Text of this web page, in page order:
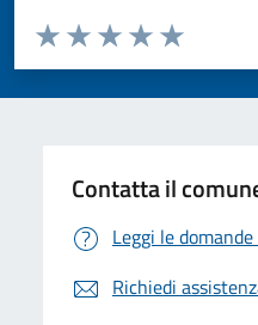
Valuta da 1 a 5 stelle la pagina
Valuta 5
Valuta 4 stelle
Valuta 3 stelle su 5
Valuta 2 stelle su 5
Valuta 1 stelle su 5
Contatta il
Leggi le
Richiedi